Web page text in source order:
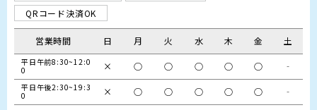
QRコード決済OK
営業時間 日 月 火 水 木 金 土
平日午前8:30~12:0
0
× ○ ○ ○ ○ ○ ‐
平日午後2:30~19:3
0
× ○ ○ ○ ○ ○ ‐